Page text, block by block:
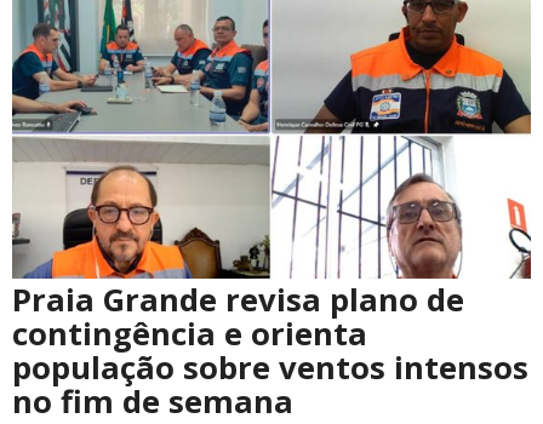
Praia Grande revisa plano de
contingência e orienta
população sobre ventos intensos
no fim de semana